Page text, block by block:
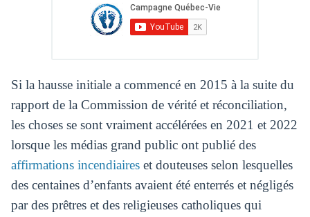
Si la hausse initiale a commencé en 2015 à la suite du
rapport de la Commission de vérité et réconciliation,
les choses se sont vraiment accélérées en 2021 et 2022
lorsque les médias grand public ont publié des
affirmations incendiaireset douteuses selon lesquelles
des centaines d’enfants avaient été enterrés et négligés
par des prêtres et des religieuses catholiques qui